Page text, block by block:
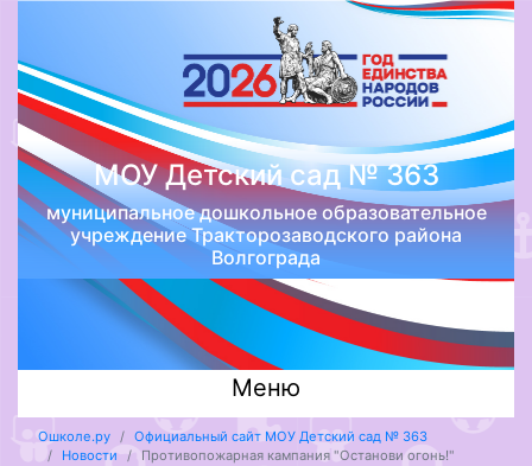
МОУ Детский сад № 363
муниципальное дошкольное образовательное
учреждение Тракторозаводского района
Волгограда
Меню
Ошколе.ру
Официальный сайт МОУ Детский сад № 363
Новости
Противопожарная кампания "Останови огонь!"